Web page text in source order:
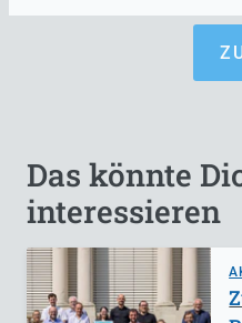
Das könnte
interessieren